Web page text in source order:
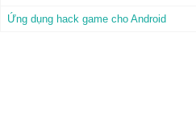
Ứng dụng hack game cho Android